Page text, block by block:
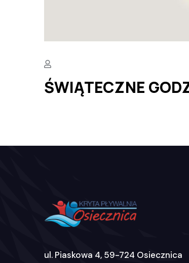
ŚWIĄTECZNE
ul. Piaskowa 4, 59-724 Osiecznica